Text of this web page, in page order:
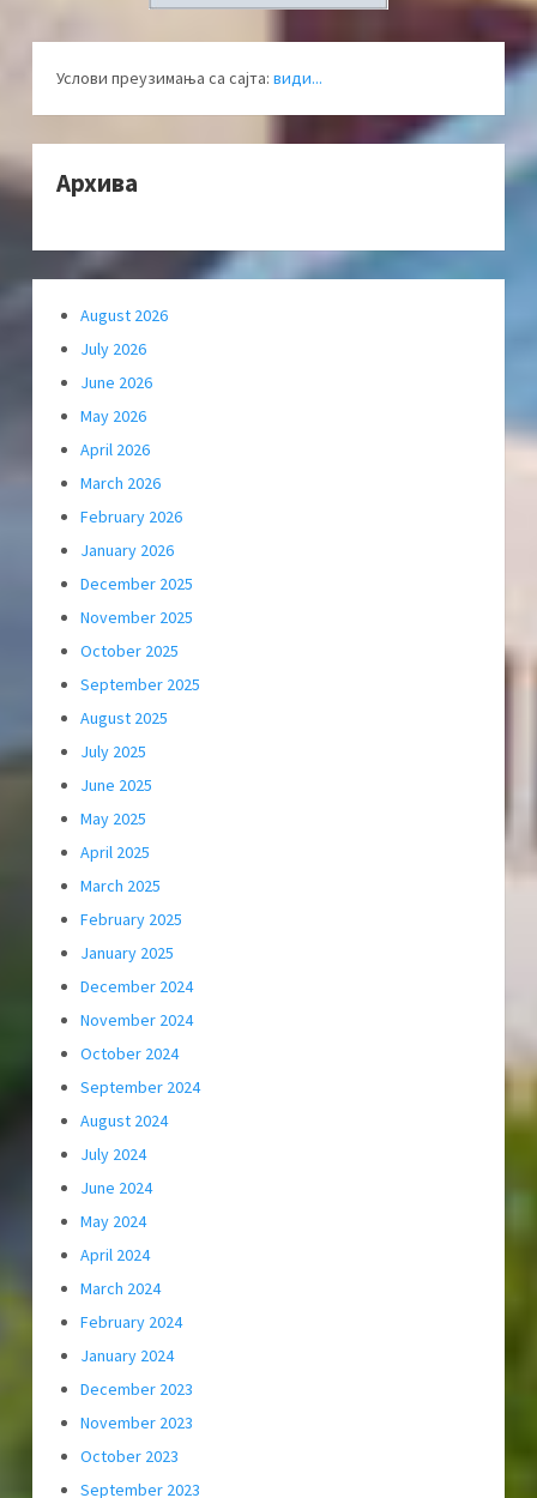
Услови преузимања са сајта: види...
Архива
August 2026
July 2026
June 2026
May 2026
April 2026
March 2026
February 2026
January 2026
December 2025
November 2025
October 2025
September 2025
August 2025
July 2025
June 2025
May 2025
April 2025
March 2025
February 2025
January 2025
December 2024
November 2024
October 2024
September 2024
August 2024
July 2024
June 2024
May 2024
April 2024
March 2024
February 2024
January 2024
December 2023
November 2023
October 2023
September 2023